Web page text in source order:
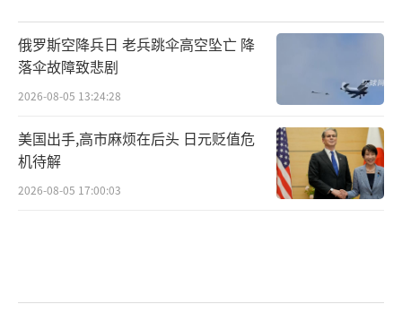
俄罗斯空降兵日 老兵跳伞高空坠亡 降
落伞故障致悲剧
2026-08-05 13:24:28
美国出手,高市麻烦在后头 日元贬值危
机待解
2026-08-05 17:00:03